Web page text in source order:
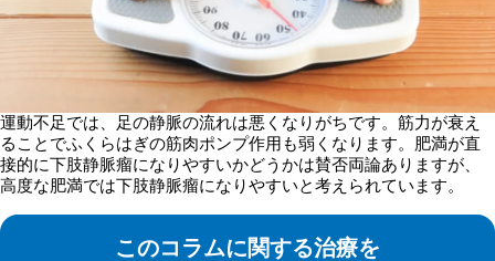
運動不足では、足の静脈の流れは悪くなりがちです。筋力が衰え
ることでふくらはぎの筋肉ポンプ作用も弱くなります。肥満が直
接的に下肢静脈瘤になりやすいかどうかは賛否両論ありますが、
高度な肥満では下肢静脈瘤になりやすいと考えられています。
このコラムに関する治療を